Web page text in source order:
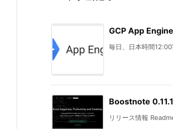
GCP App
毎日、日本時間
Boostnote
リリース情報